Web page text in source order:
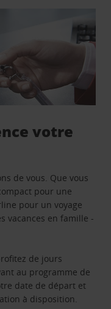
votre
de vous. Que vous
pour une
pour un voyage
vacances en famille -
de jours
au programme de
date de départ et
à disposition.